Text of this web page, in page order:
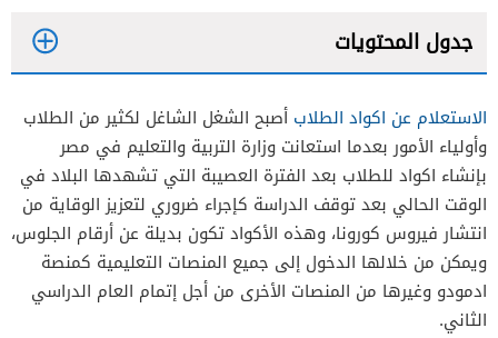
جدول المحتويات
الاستعلام عن اكواد الطلاب أصبح الشغل الشاغل لكثير من الطلاب
وأولياء الأمور بعدما استعانت وزارة التربية والتعليم في مصر
بإنشاء اكواد للطلاب بعد الفترة العصيبة التي تشهدها البلاد في
الوقت الحالي بعد توقف الدراسة كإجراء ضروري لتعزيز الوقاية من
انتشار فيروس كورونا، وهذه الأكواد تكون بديلة عن أرقام الجلوس،
ويمكن من خلالها الدخول إلى جميع المنصات التعليمية كمنصة
ادمودو وغيرها من المنصات الأخرى من أجل إتمام العام الدراسي
الثاني.